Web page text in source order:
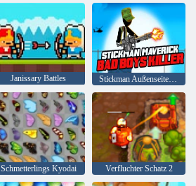
Janissary Battles Stickman Außenseiter Bad Boys Mörder
Schmetterlings Kyodai Verfluchter Schatz 2